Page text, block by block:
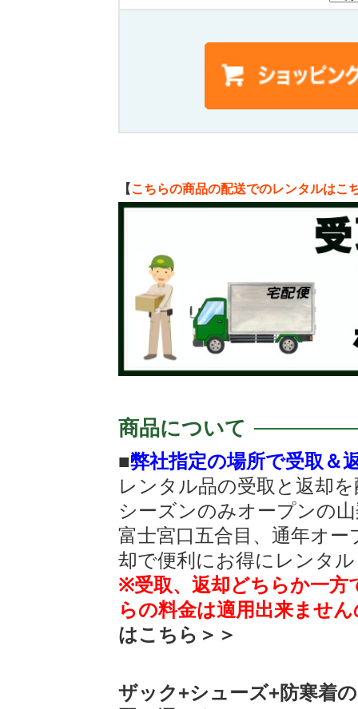
【こちらの商品の配送でのレンタルはこ
商品について
■弊社指定の場所で受取＆
レンタル品の受取と返却
シーズンのみオープンの
富士宮口五合目、通年オ
却で便利にお得にレンタ
※受取、返却どちらか一方
らの料金は適用出来ませ
はこちら＞＞
ザック+シューズ+防寒着